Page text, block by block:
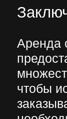
низкой.
быть
старой
Каждый из
факторов
при
арендовать
поскольку
зависит